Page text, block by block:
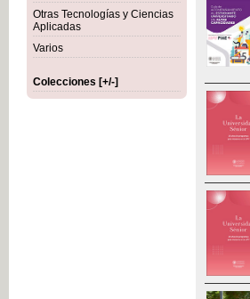
Otras Tecnologías y Ciencias
Aplicadas
Varios
Colecciones [+/-]